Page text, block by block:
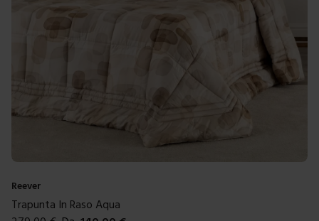
Reever
Trapunta In Raso Aqua